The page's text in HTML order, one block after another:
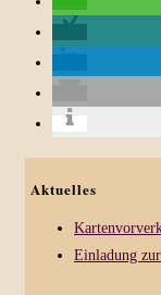
Aktuelles
Einladung